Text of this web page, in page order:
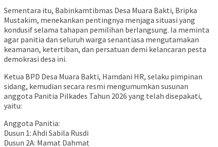
Sementara itu, Babinkamtibmas Desa Muara Bakti, Bripka
Mustakim, menekankan pentingnya menjaga situasi yang
kondusif selama tahapan pemilihan berlangsung. Ia meminta
agar panitia dan seluruh warga senantiasa mengutamakan
keamanan, ketertiban, dan persatuan demi kelancaran pesta
demokrasi desa ini.
Ketua BPD Desa Muara Bakti, Hamdani HR, selaku pimpinan
sidang, kemudian secara resmi mengumumkan susunan
anggota Panitia Pilkades Tahun 2026 yang telah disepakati,
yaitu:
Anggota Panitia:
Dusun 1: Ahdi Sabila Rusdi
Dusun 2A: Mamat Dahmat